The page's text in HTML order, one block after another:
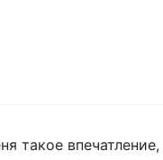
такое впечатление,